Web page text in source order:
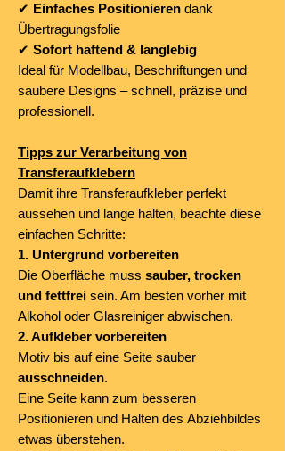
✔ Einfaches Positionieren dank
Übertragungsfolie
✔ Sofort haftend & langlebig
Ideal für Modellbau, Beschriftungen und
saubere Designs – schnell, präzise und
professionell.
Tipps zur Verarbeitung von
Transferaufklebern
Damit ihre Transferaufkleber perfekt
aussehen und lange halten, beachte diese
einfachen Schritte:
1. Untergrund vorbereiten
Die Oberfläche muss sauber, trocken
und fettfrei sein. Am besten vorher mit
Alkohol oder Glasreiniger abwischen.
2. Aufkleber vorbereiten
Motiv bis auf eine Seite sauber
ausschneiden.
Eine Seite kann zum besseren
Positionieren und Halten des Abziehbildes
etwas überstehen.